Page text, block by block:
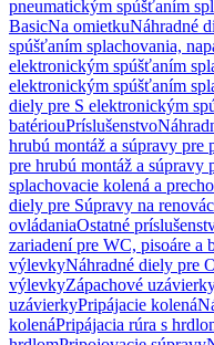
pneumatickým spúšťaním
BasicNa omietkuNáhradné
spúšťaním splachovania,
elektronickým spúšťaním
elektronickým spúšťaním
diely pre S elektronickým
batériouPríslušenstvo
hrubú montáž a súpravy pre
pre hrubú montáž a súpravy
splachovacie kolená a
diely pre Súpravy na
ovládaniaOstatné
zariadení pre WC, pisoáre a
výlevkyNáhradné diely pre
výlevkyZápachové
uzávierkyPripájacie kolená
kolenáPripájacia rúra s